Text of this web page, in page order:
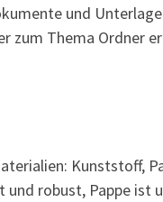
und
zum Thema Ordner
Kunststoff,
robust, Pappe ist